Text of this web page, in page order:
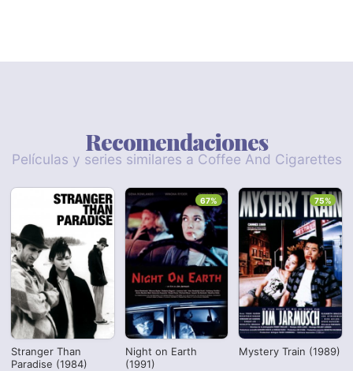
Recomendaciones
Películas y series similares a Coffee And Cigarettes
Stranger Than
Paradise (1984)
Night on Earth
(1991)
67%
Mystery Train (1989)
75%